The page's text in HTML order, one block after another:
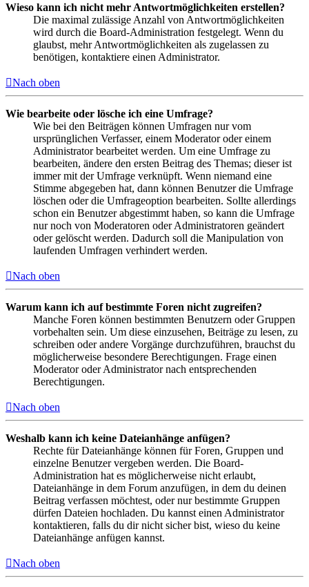
Wieso kann ich nicht mehr Antwortmöglichkeiten erstellen?
Die maximal zulässige Anzahl von Antwortmöglichkeiten
wird durch die Board-Administration festgelegt. Wenn du
glaubst, mehr Antwortmöglichkeiten als zugelassen zu
benötigen, kontaktiere einen Administrator.
Nach oben
Wie bearbeite oder lösche ich eine Umfrage?
Wie bei den Beiträgen können Umfragen nur vom
ursprünglichen Verfasser, einem Moderator oder einem
Administrator bearbeitet werden. Um eine Umfrage zu
bearbeiten, ändere den ersten Beitrag des Themas; dieser ist
immer mit der Umfrage verknüpft. Wenn niemand eine
Stimme abgegeben hat, dann können Benutzer die Umfrage
löschen oder die Umfrageoption bearbeiten. Sollte allerdings
schon ein Benutzer abgestimmt haben, so kann die Umfrage
nur noch von Moderatoren oder Administratoren geändert
oder gelöscht werden. Dadurch soll die Manipulation von
laufenden Umfragen verhindert werden.
Nach oben
Warum kann ich auf bestimmte Foren nicht zugreifen?
Manche Foren können bestimmten Benutzern oder Gruppen
vorbehalten sein. Um diese einzusehen, Beiträge zu lesen, zu
schreiben oder andere Vorgänge durchzuführen, brauchst du
möglicherweise besondere Berechtigungen. Frage einen
Moderator oder Administrator nach entsprechenden
Berechtigungen.
Nach oben
Weshalb kann ich keine Dateianhänge anfügen?
Rechte für Dateianhänge können für Foren, Gruppen und
einzelne Benutzer vergeben werden. Die Board-
Administration hat es möglicherweise nicht erlaubt,
Dateianhänge in dem Forum anzufügen, in dem du deinen
Beitrag verfassen möchtest, oder nur bestimmte Gruppen
dürfen Dateien hochladen. Du kannst einen Administrator
kontaktieren, falls du dir nicht sicher bist, wieso du keine
Dateianhänge anfügen kannst.
Nach oben